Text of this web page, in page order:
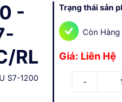
-
RL
S7-1200
Trạng thái sản
Còn Hàng
Giá: Liên Hệ